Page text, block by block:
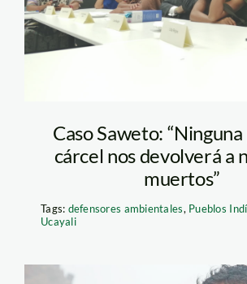
Caso Saweto:
cárcel nos devolverá a
muertos”
Tags: defensores ambientales, Pueblos
Ucayali